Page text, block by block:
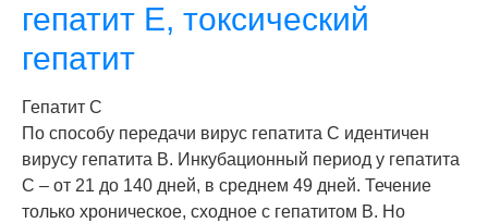
гепатит E, токсический
гепатит
Гепатит C
По способу передачи вирус гепатита С идентичен
вирусу гепатита В. Инкубационный период у гепатита
С – от 21 до 140 дней, в среднем 49 дней. Течение
только хроническое, сходное с гепатитом В. Но